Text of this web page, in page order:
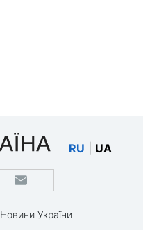
RU UA
Новини України